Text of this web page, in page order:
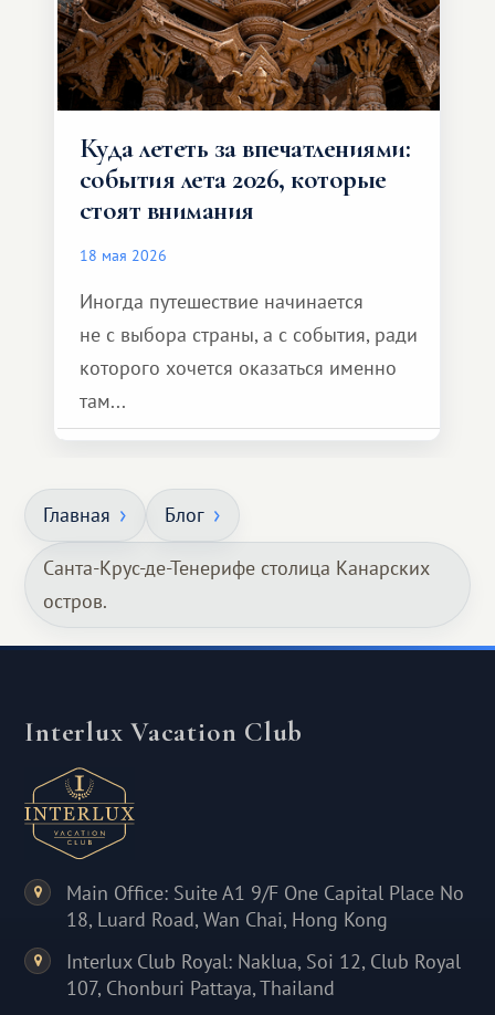
Куда лететь за впечатлениями:
события лета 2026, которые
стоят внимания
18 мая 2026
Иногда путешествие начинается
не с выбора страны, а с события, ради
которого хочется оказаться именно
там...
Главная Блог
Санта-Крус-де-Тенерифе столица Канарских
остров.
Interlux Vacation Club
Main Office: Suite A1 9/F One Capital Place No
18, Luard Road, Wan Chai, Hong Kong
Interlux Club Royal: Naklua, Soi 12, Club Royal
107, Chonburi Pattaya, Thailand